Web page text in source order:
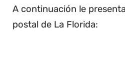
A continuación le
postal de La Florida: